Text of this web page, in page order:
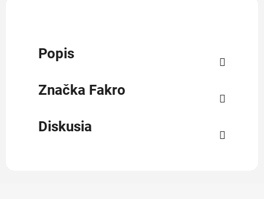
Popis
Značka Fakro
Diskusia